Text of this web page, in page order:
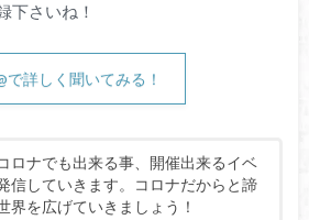
下さいね！
で詳しく聞いてみる！
ロナでも出来る事、開催出来るイベ
信していきます。コロナだからと諦
界を広げていきましょう！